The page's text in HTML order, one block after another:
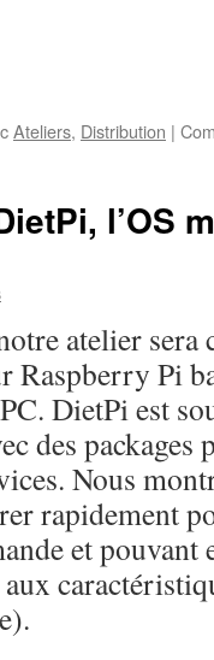
Ateliers, Distribution |
l’OS
atelier sera
Pi
DietPi est
des packages
Nous
rapidement
et pouvant